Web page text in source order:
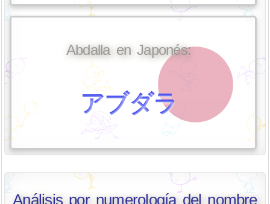
Abdalla en Japonés:
アブダラ
Análisis por numerología del nombre